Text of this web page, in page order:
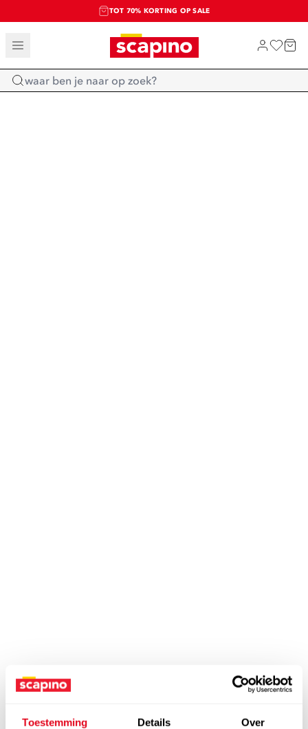
Toestemming Details Over
TOT 70% KORTING OP SALE
SALE: LAATSTE KANS!
SHOP NIEUW
Home